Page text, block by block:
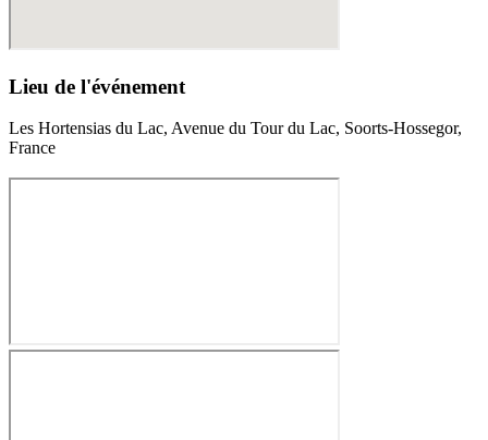
Lieu de l'événement
Les Hortensias du Lac, Avenue du Tour du Lac, Soorts-Hossegor,
France